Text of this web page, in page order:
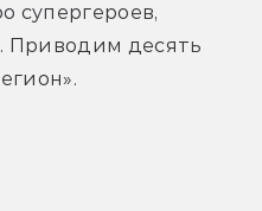
супергероев,
Приводим десять